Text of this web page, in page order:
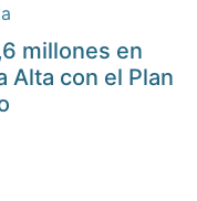
millones en
Alta con el Plan